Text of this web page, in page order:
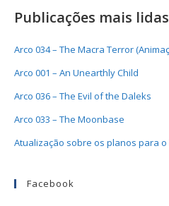
Publicações mais lidas
Arco 034 – The Macra Terror
Arco 001 – An Unearthly Child
Arco 036 – The Evil of the Daleks
Arco 033 – The Moonbase
Atualização sobre os planos para
Facebook